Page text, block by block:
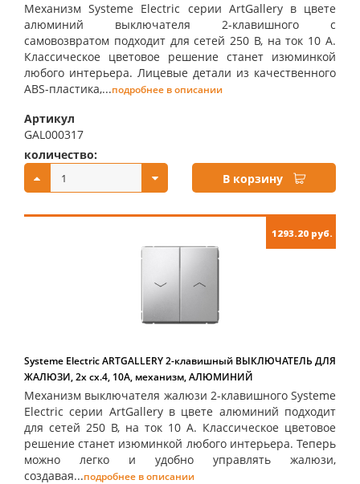
Механизм Systeme Electric серии ArtGallery в цвете
алюминий выключателя 2-клавишного с
самовозвратом подходит для сетей 250 В, на ток 10 А.
Классическое цветовое решение станет изюминкой
любого интерьера. Лицевые детали из качественного
ABS-пластика,...подробнее в описании
Артикул
GAL000317
количество:
В корзину
1293.20 руб.
Systeme Electric ARTGALLERY 2-клавишный ВЫКЛЮЧАТЕЛЬ ДЛЯ
ЖАЛЮЗИ, 2х сх.4, 10А, механизм, АЛЮМИНИЙ
Механизм выключателя жалюзи 2-клавишного Systeme
Electric серии ArtGallery в цвете алюминий подходит
для сетей 250 В, на ток 10 А. Классическое цветовое
решение станет изюминкой любого интерьера. Теперь
можно легко и удобно управлять жалюзи,
создавая...подробнее в описании